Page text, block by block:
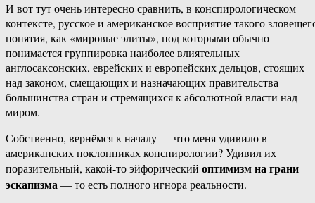
И вот тут очень интересно сравнить, в конспирологическом
контексте, русское и американское восприятие такого
понятия, как «мировые элиты», под которыми обычно
понимается группировка наиболее влиятельных
англосаксонских, еврейских и европейских дельцов, стоящих
над законом, смещающих и назначающих правительства
большинства стран и стремящихся к абсолютной власти над
миром.
Собственно, вернёмся к началу — что меня удивило в
американских поклонниках конспирологии? Удивил их
поразительный, какой-то эйфорический оптимизм на грани
эскапизма— то есть полного игнора реальности.